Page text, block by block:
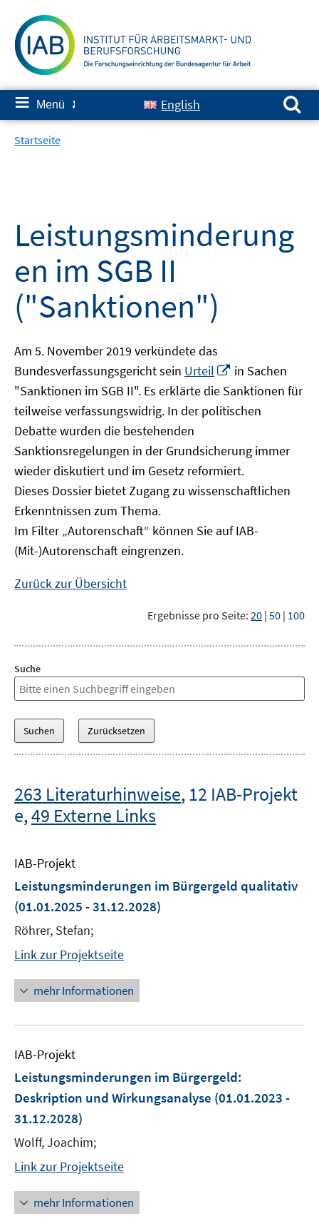
zum
Inhalt
≡ Menü ✘ English
Suchen nach:
Startseite
Leistungsminderung
en im SGB II
("Sanktionen")
Am 5. November 2019 verkündete das
Bundesverfassungsgericht sein Urteil
In
neuem
Fenster
öffnen
in Sachen
"Sanktionen im SGB II". Es erklärte die Sanktionen für
teilweise verfassungswidrig. In der politischen
Debatte wurden die bestehenden
Sanktionsregelungen in der Grundsicherung immer
wieder diskutiert und im Gesetz reformiert.
Dieses Dossier bietet Zugang zu wissenschaftlichen
Erkenntnissen zum Thema.
Im Filter „Autorenschaft“ können Sie auf IAB-
(Mit-)Autorenschaft eingrenzen.
Zurück zur Übersicht
Ergebnisse pro Seite: 20 | 50 | 100
Suche
263 Literaturhinweise, 12 IAB-Projekt
e,49 Externe Links
IAB-Projekt
Leistungsminderungen im Bürgergeld qualitativ
(01.01.2025 - 31.12.2028)
Röhrer, Stefan;
Link zur Projektseite
mehr Informationen
IAB-Projekt
Leistungsminderungen im Bürgergeld:
Deskription und Wirkungsanalyse (01.01.2023 -
31.12.2028)
Wolff, Joachim;
Link zur Projektseite
mehr Informationen